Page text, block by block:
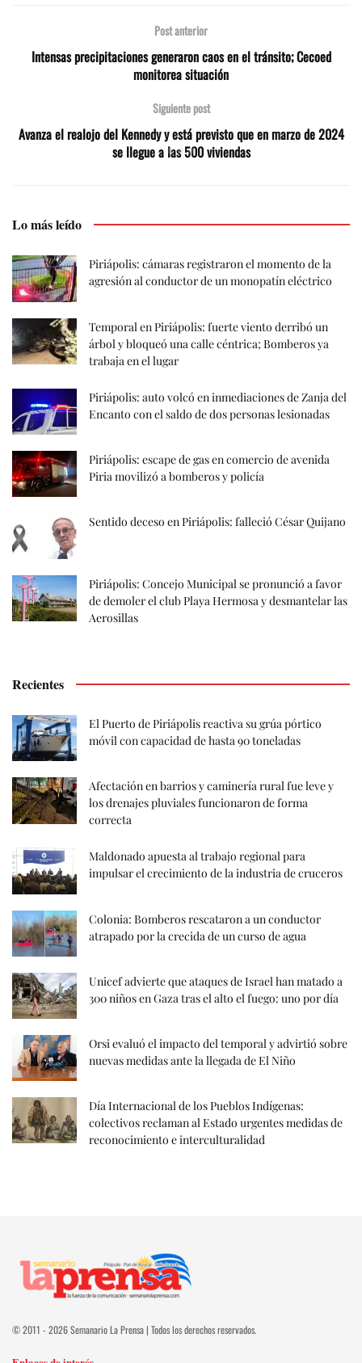
Post anterior
Intensas precipitaciones generaron caos en el tránsito; Cecoed
monitorea situación
Siguiente post
Avanza el realojo del Kennedy y está previsto que en marzo de 2024
se llegue a las 500 viviendas
Lo más leído
Piriápolis: cámaras registraron el momento de la
agresión al conductor de un monopatín eléctrico
Temporal en Piriápolis: fuerte viento derribó un
árbol y bloqueó una calle céntrica; Bomberos ya
trabaja en el lugar
Piriápolis: auto volcó en inmediaciones de Zanja del
Encanto con el saldo de dos personas lesionadas
Piriápolis: escape de gas en comercio de avenida
Piria movilizó a bomberos y policía
Sentido deceso en Piriápolis: falleció César Quijano
Piriápolis: Concejo Municipal se pronunció a favor
de demoler el club Playa Hermosa y desmantelar las
Aerosillas
Recientes
El Puerto de Piriápolis reactiva su grúa pórtico
móvil con capacidad de hasta 90 toneladas
Afectación en barrios y caminería rural fue leve y
los drenajes pluviales funcionaron de forma
correcta
Maldonado apuesta al trabajo regional para
impulsar el crecimiento de la industria de cruceros
Colonia: Bomberos rescataron a un conductor
atrapado por la crecida de un curso de agua
Unicef advierte que ataques de Israel han matado a
300 niños en Gaza tras el alto el fuego: uno por día
Orsi evaluó el impacto del temporal y advirtió sobre
nuevas medidas ante la llegada de El Niño
Día Internacional de los Pueblos Indígenas:
colectivos reclaman al Estado urgentes medidas de
reconocimiento e interculturalidad
© 2011 - 2026 Semanario La Prensa | Todos los derechos reservados.